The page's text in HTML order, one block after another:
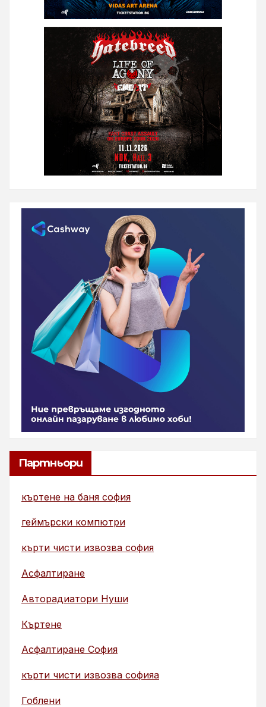
Партньори
къртене на баня софия
геймърски компютри
кърти чисти извозва софия
Асфалтиране
Авторадиатори Нуши
Къртене
Асфалтиране София
кърти чисти извозва софияа
Гоблени